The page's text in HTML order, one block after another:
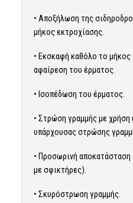
• Αποξήλωση της
μήκος εκτροχίασης.
• Εκσκαφή καθόλο το μήκος
αφαίρεση του έρματος.
• Ισοπέδωση του έρματος.
• Στρώση γραμμής με
υπάρχουσας στρώσης
• Προσωρινή
με σφικτήρες).
• Σκυρόστρωση γραμμής.